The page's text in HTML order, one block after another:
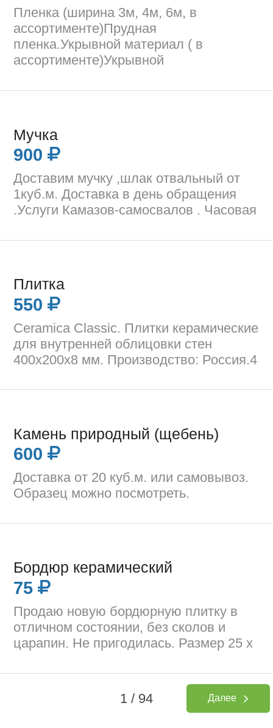
Пленка (ширина 3м, 4м, 6м, в
ассортименте)Прудная
пленка.Укрывной материал ( в
ассортименте)Укрывной
Мучка
900
Доставим мучку ,шлак отвальный от
1куб.м. Доставка в день обращения
.Услуги Камазов-самосвалов . Часовая
Плитка
550
Ceramica Classic. Плитки керамические
для внутренней облицовки стен
400х200х8 мм. Производство: Россия.4
Камень природный (щебень)
600
Доставка от 20 куб.м. или самовывоз.
Образец можно посмотреть.
Бордюр керамический
75
Продаю новую бордюрную плитку в
отличном состоянии, без сколов и
царапин. Не пригодилась. Размер 25 х
1 / 94 Далее